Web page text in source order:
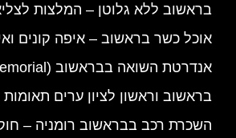
בראשוב ללא גלוטן – המלצות
אוכל כשר בראשוב – איפה קונים
אנדרטת השואה בבראשוב (Holocaust Memorial)
בראשוב וראשון לציון ערים תאומות
השכרת רכב בבראשוב רומניה –